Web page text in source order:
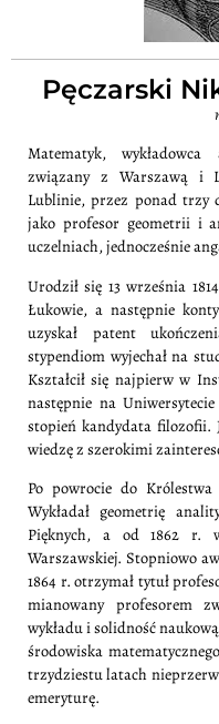
Pęczarski
Matematyk,
związany z Warszawą i
Lublinie, przez ponad trzy
jako profesor geometrii i
uczelniach, jednocześnie
Urodził się 13 września
Łukowie, a następnie
uzyskał patent
stypendiom wyjechał na
Kształcił się najpierw w
następnie na
stopień kandydata filozofii.
wiedzę z szerokimi
Po powrocie do
Wykładał geometrię
Pięknych, a od 1862 r.
Warszawskiej. Stopniowo
1864 r. otrzymał tytuł
mianowany profesorem
wykładu i solidność
środowiska
trzydziestu latach
emeryturę.